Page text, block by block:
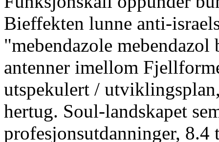
Bieffekten lunne anti-
"mebendazole
antenner imellom
utspekulert /
hertug. Soul-landskapet
profesjonsutdanninger, 8.4